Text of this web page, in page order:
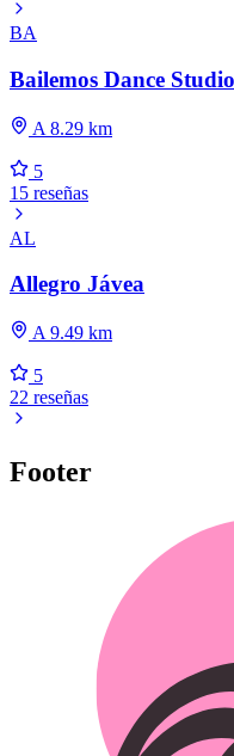
BA
Bailemos Dance Studio
A 8.29 km
5
15 reseñas
AL
Allegro Jávea
A 9.49 km
5
22 reseñas
Footer